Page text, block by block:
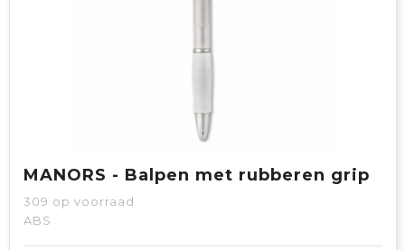
MANORS - Balpen met rubberen grip
309 op voorraad
ABS